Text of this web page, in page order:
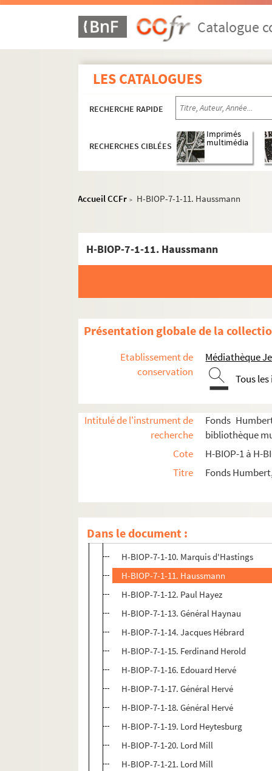
Catalogue
LES CATALOGUES
RECHERCHE RAPIDE
RECHERCHES CIBLÉES
Imprimés
multimédia
Accueil CCFr > H-BIOP-7-1-11. Haussmann
H-BIOP-7-1-11. Haussmann
Présentation globale de la
Etablissement de
conservation
Médiathèque
Tous
Intitulé de l'instrument de
recherche
Fonds
bibliothèque
Cote
H-BIOP-1 à H-
Titre
Fonds
Dans le document :
H-BIOP-2. Rois et souverains européens et
H-BIOP-3. Rois, souverains et chefs d'Etat
H-BIOP-7-1. Personnages historiques
H-BIOP-7-1-1. Général Hamelin
H-BIOP-7-1-2. John Hampden
H-BIOP-7-1-3. Hanotaux
H-BIOP-7-1-7. Léon Harmel
H-BIOP-7-1-8. Léon Harmel
H-BIOP-7-1-9. Harvey
H-BIOP-7-1-10. Marquis d'Hastings
H-BIOP-7-1-11. Haussmann
H-BIOP-7-1-12. Paul Hayez
H-BIOP-7-1-13. Général Haynau
H-BIOP-7-1-14. Jacques Hébrard
H-BIOP-7-1-15. Ferdinand Herold
H-BIOP-7-1-16. Edouard Hervé
H-BIOP-7-1-17. Général Hervé
H-BIOP-7-1-18. Général Hervé
H-BIOP-7-1-19. Lord Heytesburg
H-BIOP-7-1-20. Lord Mill
H-BIOP-7-1-21. Lord Mill